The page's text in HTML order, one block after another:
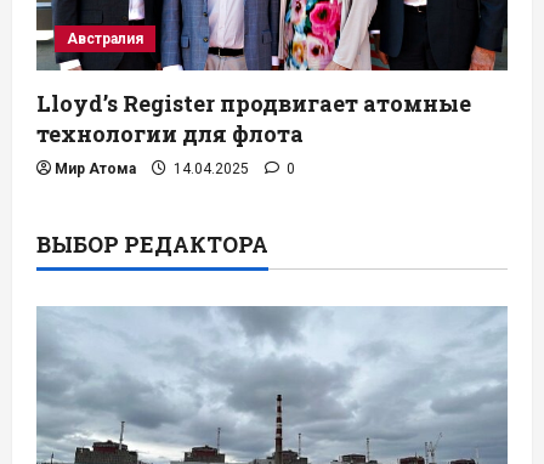
Австралия
Lloyd’s Register продвигает атомные
технологии для флота
Мир Атома 14.04.2025 0
ВЫБОР РЕДАКТОРА